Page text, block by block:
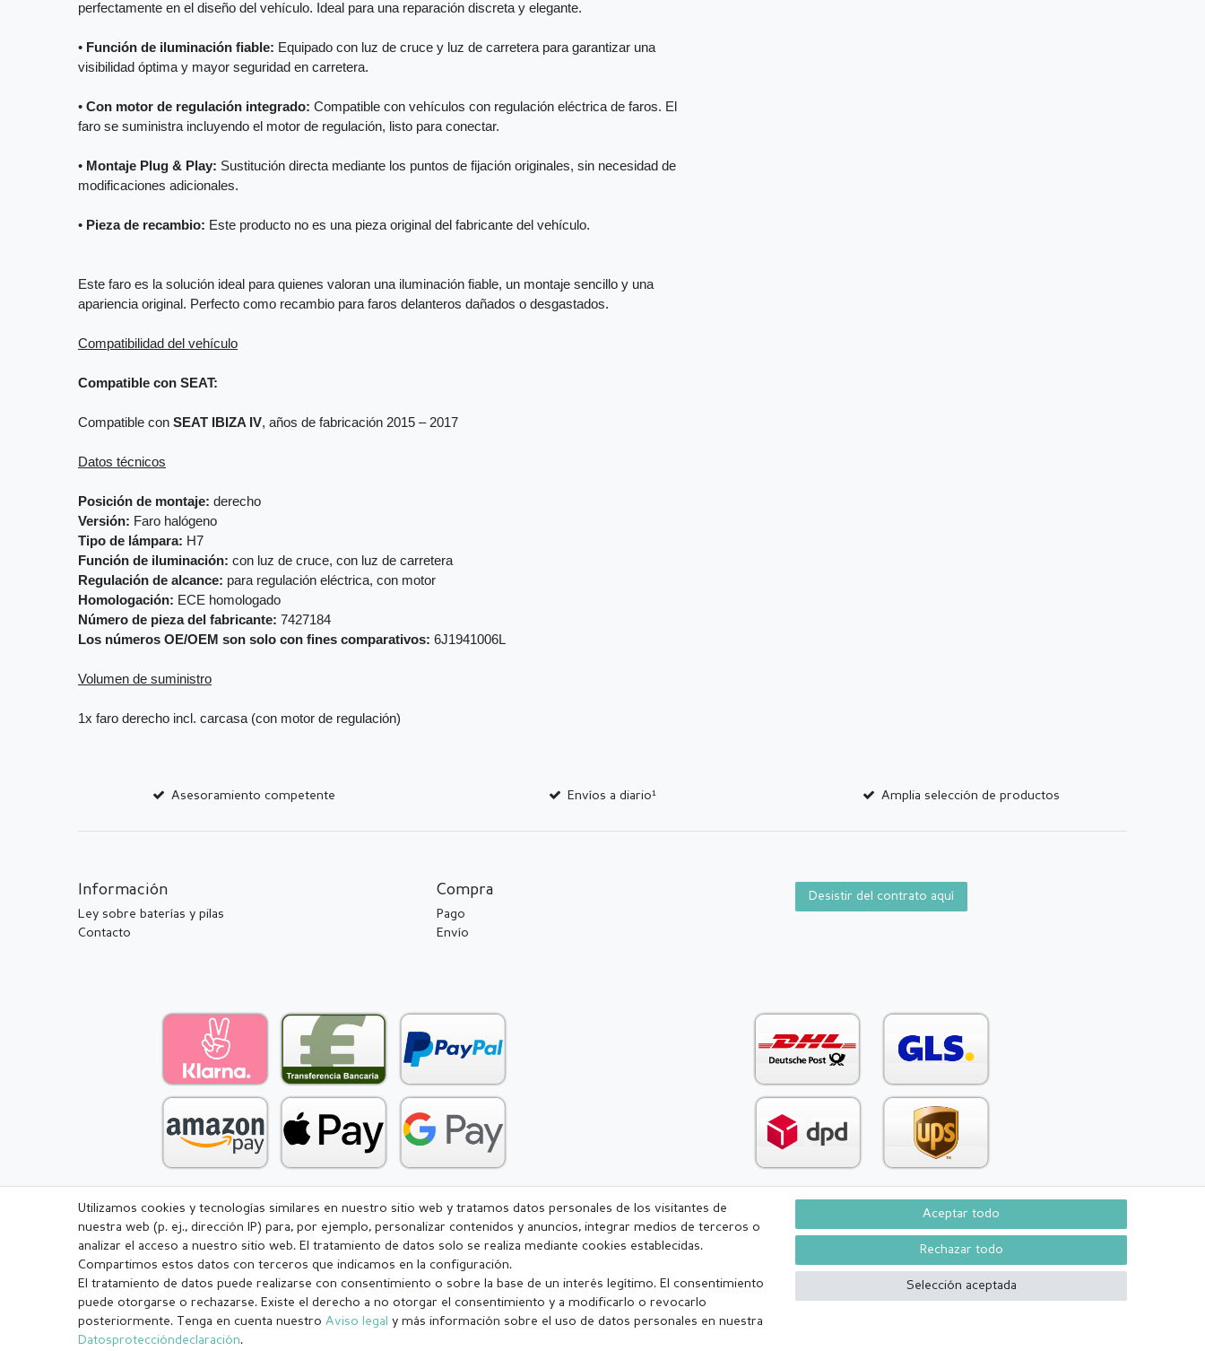
perfectamente en el diseño del vehículo. Ideal para una reparación discreta y elegante.
• Función de iluminación fiable: Equipado con luz de cruce y luz de carretera para garantizar una
visibilidad óptima y mayor seguridad en carretera.
• Con motor de regulación integrado: Compatible con vehículos con regulación eléctrica de faros. El
faro se suministra incluyendo el motor de regulación, listo para conectar.
• Montaje Plug & Play: Sustitución directa mediante los puntos de fijación originales, sin necesidad de
modificaciones adicionales.
• Pieza de recambio: Este producto no es una pieza original del fabricante del vehículo.
Este faro es la solución ideal para quienes valoran una iluminación fiable, un montaje sencillo y una
apariencia original. Perfecto como recambio para faros delanteros dañados o desgastados.
Compatibilidad del vehículo
Compatible con SEAT:
Compatible con SEAT IBIZA IV, años de fabricación 2015 – 2017
Datos técnicos
Posición de montaje: derecho
Versión: Faro halógeno
Tipo de lámpara: H7
Función de iluminación: con luz de cruce, con luz de carretera
Regulación de alcance: para regulación eléctrica, con motor
Homologación: ECE homologado
Número de pieza del fabricante: 7427184
Los números OE/OEM son solo con fines comparativos: 6J1941006L
Volumen de suministro
1x faro derecho incl. carcasa (con motor de regulación)
Asesoramiento competente Envíos a diario¹ Amplia selección de productos
Información
Ley sobre baterías y pilas
Contacto
Compra
Pago
Envío
Desistir del contrato aquí
Aviso legal Política de Privacidad Condiciones generales (CGC) Derecho de rescisión Withdraw from contract here Contacto
¹ Todos los pedidos pagados hasta las 14:00 se envían el mismo día (lunes-viernes excepto festivos) Excluída la mercancía personalizada
.
Utilizamos cookies y tecnologías similares en nuestro sitio web y tratamos datos personales de los visitantes de
nuestra web (p. ej., dirección IP) para, por ejemplo, personalizar contenidos y anuncios, integrar medios de terceros o
analizar el acceso a nuestro sitio web. El tratamiento de datos solo se realiza mediante cookies establecidas.
Compartimos estos datos con terceros que indicamos en la configuración.
El tratamiento de datos puede realizarse con consentimiento o sobre la base de un interés legítimo. El consentimiento
puede otorgarse o rechazarse. Existe el derecho a no otorgar el consentimiento y a modificarlo o revocarlo
posteriormente. Tenga en cuenta nuestro Aviso legal y más información sobre el uso de datos personales en nuestra
Datos­protección­declaración.
Aceptar todo
Rechazar todo
Selección aceptada